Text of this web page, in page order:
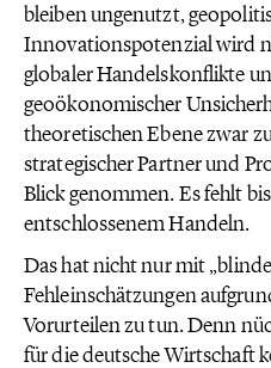
bleiben ungenutzt,
Innovationspotenzial wird
globaler Handelskonflikte
geoökonomischer
theoretischen Ebene zwar
strategischer Partner und
Blick genommen. Es fehlt
entschlossenem Handeln.
Das hat nicht nur mit
Fehleinschätzungen
Vorurteilen zu tun. Denn
für die deutsche Wirtschaft